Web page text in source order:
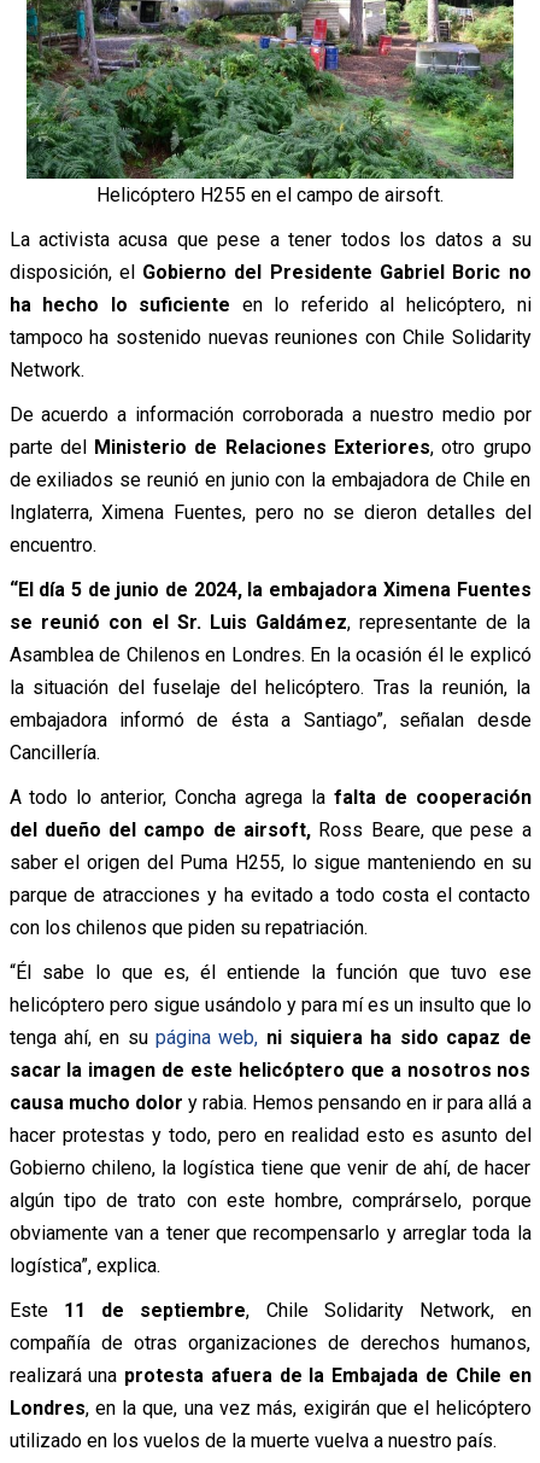
Helicóptero H255 en el campo de airsoft.
La activista acusa que pese a tener todos los datos a su
disposición, elGobierno del Presidente Gabriel Boric no
ha hecho lo suficiente en lo referido al helicóptero, ni
tampoco ha sostenido nuevas reuniones con Chile Solidarity
Network.
De acuerdo a información corroborada a nuestro medio por
parte del Ministerio de Relaciones Exteriores, otro grupo
de exiliados se reunió en junio con la embajadora de Chile en
Inglaterra, Ximena Fuentes, pero no se dieron detalles del
encuentro.
“El día 5 de junio de 2024, la embajadora Ximena Fuentes
se reunió con el Sr. Luis Galdámez, representante de la
Asamblea de Chilenos en Londres. En la ocasión él le explicó
la situación del fuselaje del helicóptero. Tras la reunión, la
embajadora informó de ésta a Santiago”, señalan desde
Cancillería.
A todo lo anterior, Concha agrega la falta de cooperación
del dueño del campo de airsoft, Ross Beare, que pese a
saber el origen del Puma H255, lo sigue manteniendo en su
parque de atracciones y ha evitado a todo costa el contacto
con los chilenos que piden su repatriación.
“Él sabe lo que es, él entiende la función que tuvo ese
helicóptero pero sigue usándolo y para mí es un insulto que lo
tenga ahí, en su página web, ni siquiera ha sido capaz de
sacar la imagen de este helicóptero que a nosotros nos
causa mucho dolor y rabia. Hemos pensando en ir para allá a
hacer protestas y todo, pero en realidad esto es asunto del
Gobierno chileno, la logística tiene que venir de ahí, de hacer
algún tipo de trato con este hombre, comprárselo, porque
obviamente van a tener que recompensarlo y arreglar toda la
logística”, explica.
Este11 de septiembre, Chile Solidarity Network, en
compañía de otras organizaciones de derechos humanos,
realizará una protesta afuera de la Embajada de Chile en
Londres, en la que, una vez más, exigirán que el helicóptero
utilizado en los vuelos de la muerte vuelva a nuestro país.